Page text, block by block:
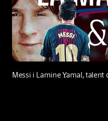
Messi i Lamine Yamal, talent